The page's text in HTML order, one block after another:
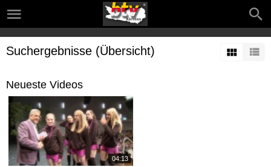
Suchergebnisse (Übersicht)
Neueste Videos
04:13